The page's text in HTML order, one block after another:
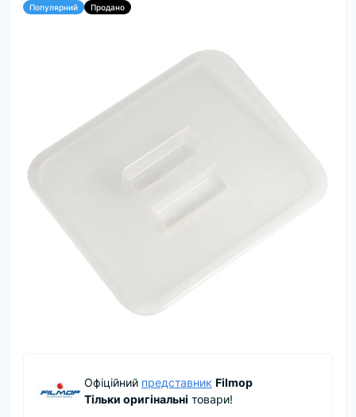
Популярний Продано
Офіційний представник Filmop
Тільки оригінальні товари!